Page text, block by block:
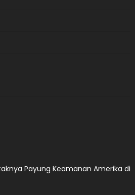
Payung Keamanan Amerika di